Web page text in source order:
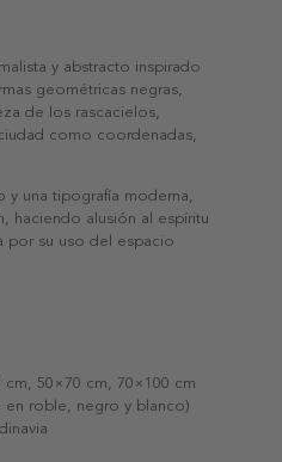
y abstracto inspirado
geométricas negras,
de los rascacielos,
como coordenadas,
y una tipografía moderna,
haciendo alusión al espíritu
por su uso del espacio
50×70 cm, 70×100 cm
roble, negro y blanco)